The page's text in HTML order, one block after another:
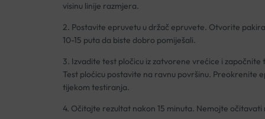
visinu linije razmjera.
2. Postavite epruvetu u držač epruvete. Otvorite
10-15 puta da biste dobro pomiješali.
3. Izvadite test pločicu iz zatvorene vrećice i
Test ploćicu postavite na ravnu površinu.
tijekom testiranja.
4. Očitajte rezultat nakon 15 minuta. Nemojte